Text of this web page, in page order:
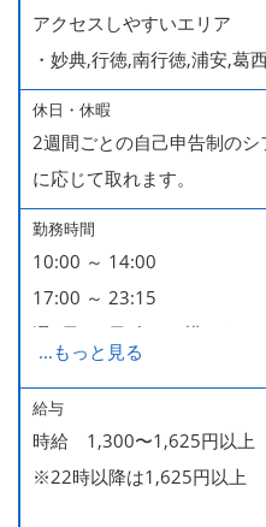
アクセスしやすいエリア
・妙典,行徳,南行徳,浦安,葛
休日・休暇
2週間ごとの自己申告制の
に応じて取れます。
勤務時間
10:00 ～ 14:00
17:00 ～ 23:15
週2日・1日4h～で構いませ
■時短勤務制度あり
...もっと見る
給与
時給 1,300〜1,625円以上
※22時以降は1,625円以上